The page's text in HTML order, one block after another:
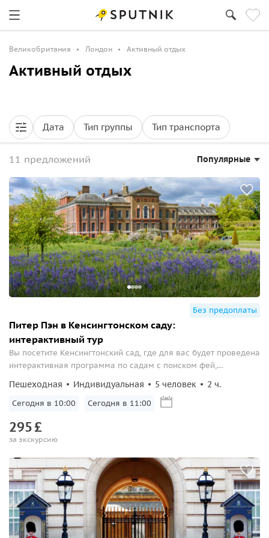
Великобритания Лондон Активный отдых
Активный отдых
Дата Тип группы Тип транспорта
11 предложений Популярные
Без предоплаты
Питер Пэн в Кенсингтонском саду:
интерактивный тур
Вы посетите Кенсингтонский сад, где для вас будет проведена
интерактивная программа по садам с поиском фей,
Пешеходная Индивидуальная 5 человек 2 ч.
Сегодня в 10:00 Сегодня в 11:00
295£
за экскурсию